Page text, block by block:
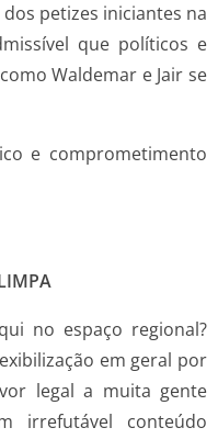
petizes iniciantes na
que políticos e
Waldemar e Jair se
e comprometimento
no espaço regional?
em geral por
legal a muita gente
irrefutável conteúdo